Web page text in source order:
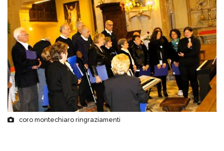
coro montechiaro ringraziamenti